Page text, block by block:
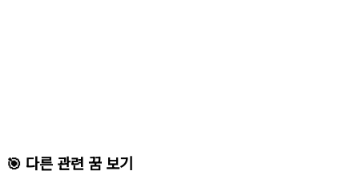
🎯 다른 관련 꿈 보기